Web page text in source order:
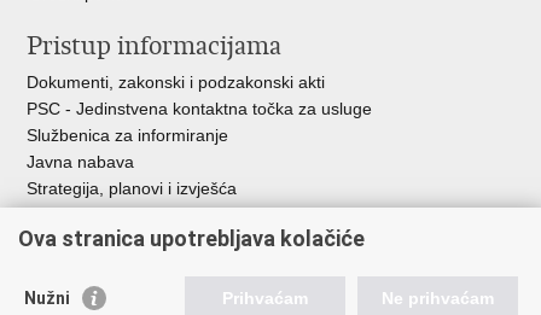
Pristup informacijama
Dokumenti, zakonski i podzakonski akti
PSC - Jedinstvena kontaktna točka za usluge
Službenica za informiranje
Javna nabava
Strategija, planovi i izvješća
Ova stranica upotrebljava kolačiće
Nužni Prihvaćam Ne prihvaćam